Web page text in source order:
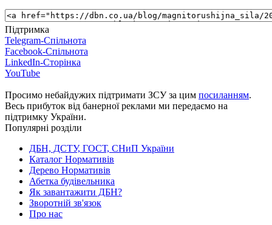
Підтримка
Telegram-Спільнота
Facebook-Спільнота
LinkedIn-Сторінка
YouTube
Просимо небайдужих підтримати ЗСУ за цим посиланням.
Весь прибуток від банерної реклами ми передаємо на
підтримку України.
Популярні розділи
ДБН, ДСТУ, ГОСТ, СНиП України
Каталог Нормативів
Дерево Нормативів
Абетка будівельника
Як завантажити ДБН?
Зворотній зв'язок
Про нас